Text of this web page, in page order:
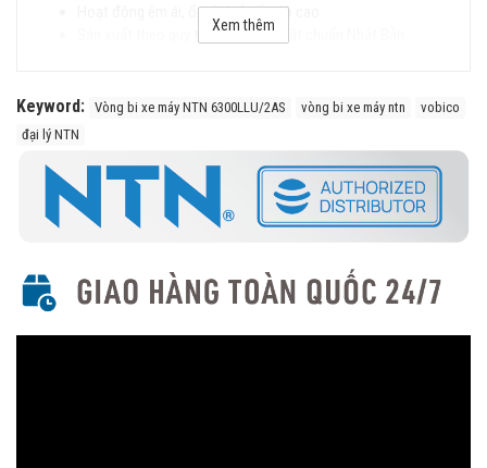
Hoạt động êm ái, ổn định ở tốc độ cao
Sản xuất theo quy trình nghiêm ngặt chuẩn Nhật Bản
Xem thêm
Keyword: Vòng bi xe máy NTN 6300LLU/2AS vòng bi xe máy ntn
vobico
đại lý NTN